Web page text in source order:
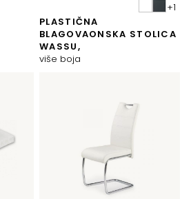
PLASTIČNA
BLAGOVAONSKA STOLICA
WASSU,
više boja